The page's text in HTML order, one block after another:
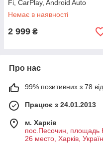
Fi, CarPlay, Android Auto
Немає в наявності
2 999 ₴
Про нас
99% позитивних з 78
Працює з 24.01.2013
м. Харків
пос.Песочин, площадь
26 место, Харків,